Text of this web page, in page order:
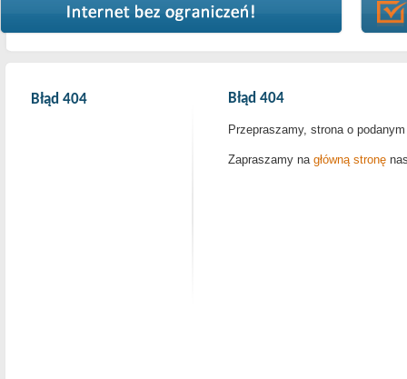
Błąd 404 Błąd 404
Przepraszamy, strona o
Zapraszamy na główną stronę